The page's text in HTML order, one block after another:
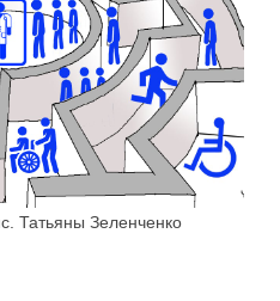
Татьяны Зеленченко